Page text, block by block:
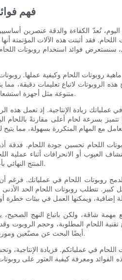
- فهم
تُعدّ الكفاءة والدقة عنصرين
فقد أثبتت هذه الآلات المؤتمتة
سنستعرض فوائد استخدام روبوتات
روبوتات اللحام وكيفية عملها.
هذه الروبوتات لاتباع تعليمات دقيقة،
متنوعة مثل أجهزة استشعار متطورة وكاميرات وأنظمة برمجية لضمان دقة وضع اللحام.
عملياتك زيادة الإنتاجية. إذ تعمل هذه
بسرعة لحام أعلى مقارنةً باللحام
اللحام تحسين جودة اللحام. فدقة
العيوب أو الانحرافات أثناء عملية
المنتج النهائي بأعلى جودة ويقلل من احتمالية إعادة العمل أو رفض المنتجات.
روبوتات اللحام في عملياتك. فرغم
كبير. تتطلب روبوتات اللحام الحد
شاقة، ولكن باتباع النهج الصحيح،
اللحام المطلوبة، وحجم الروبوت
أيضًا البحث عن مصنّعين وموردين موثوقين لضمان استثمارك في آلة عالية الجودة وموثوقة.
في عملياتكم. فزيادة الإنتاجية،
الفوائد ومعرفة كيفية العثور على